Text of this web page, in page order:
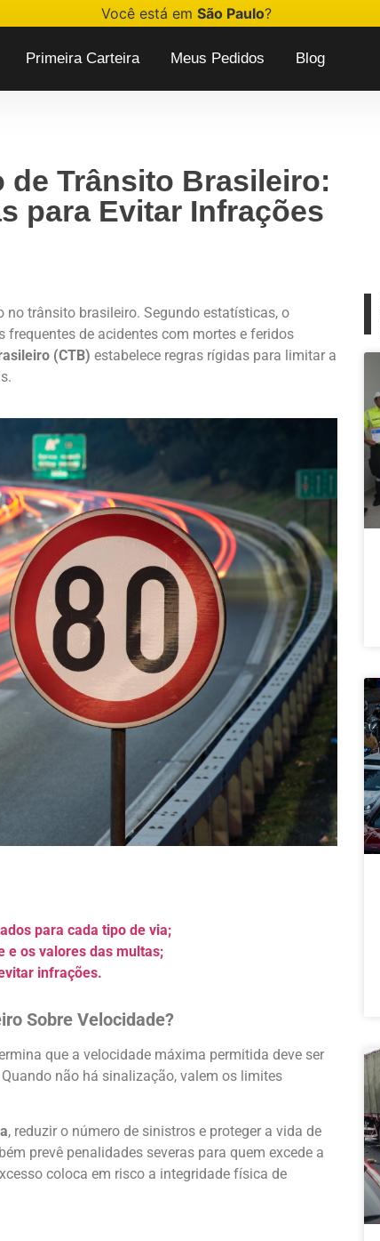
Você está em São Paulo?
Primeira Carteira Meus Pedidos Blog
de Trânsito Brasileiro:
para Evitar Infrações
trânsito brasileiro. Segundo estatísticas, o
frequentes de acidentes com mortes e feridos
(CTB) estabelece regras rígidas para limitar a
para cada tipo de via;
e os valores das multas;
infrações.
Sobre Velocidade?
que a velocidade máxima permitida deve ser
não há sinalização, valem os limites
, reduzir o número de sinistros e proteger a vida de
prevê penalidades severas para quem excede a
coloca em risco a integridade física de